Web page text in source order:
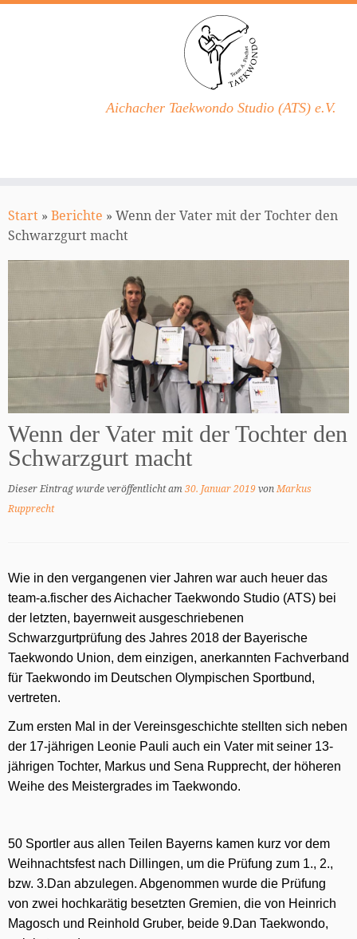
Inhalt
springen
Aichacher Taekwondo Studio (ATS) e.V.
Start » Berichte » Wenn der Vater mit der Tochter den
Schwarzgurt macht
Wenn der Vater mit der Tochter den
Schwarzgurt macht
Dieser Eintrag wurde veröffentlicht am30. Januar 2019vonMarkus
Rupprecht
Wie in den vergangenen vier Jahren war auch heuer das
team-a.fischer des Aichacher Taekwondo Studio (ATS) bei
der letzten, bayernweit ausgeschriebenen
Schwarzgurtprüfung des Jahres 2018 der Bayerische
Taekwondo Union, dem einzigen, anerkannten Fachverband
für Taekwondo im Deutschen Olympischen Sportbund,
vertreten.
Zum ersten Mal in der Vereinsgeschichte stellten sich neben
der 17-jährigen Leonie Pauli auch ein Vater mit seiner 13-
jährigen Tochter, Markus und Sena Rupprecht, der höheren
Weihe des Meistergrades im Taekwondo.
50 Sportler aus allen Teilen Bayerns kamen kurz vor dem
Weihnachtsfest nach Dillingen, um die Prüfung zum 1., 2.,
bzw. 3.Dan abzulegen. Abgenommen wurde die Prüfung
von zwei hochkarätig besetzten Gremien, die von Heinrich
Magosch und Reinhold Gruber, beide 9.Dan Taekwondo,